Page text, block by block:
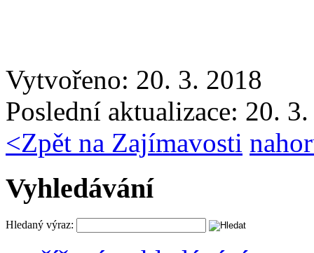
Vytvořeno: 20. 3. 2018
Poslední aktualizace: 20.
<Zpět na Zajímavosti
Vyhledávání
Hledaný výraz: